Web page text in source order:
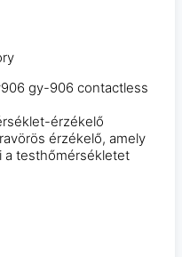
gy-906 contactless
érzékelő
érzékelő, amely
a testhőmérsékletet